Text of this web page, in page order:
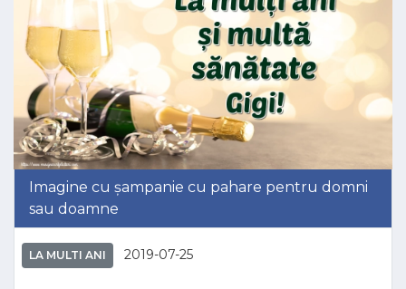
Imagine cu șampanie cu pahare pentru domni
sau doamne
LA MULTI ANI 2019-07-25